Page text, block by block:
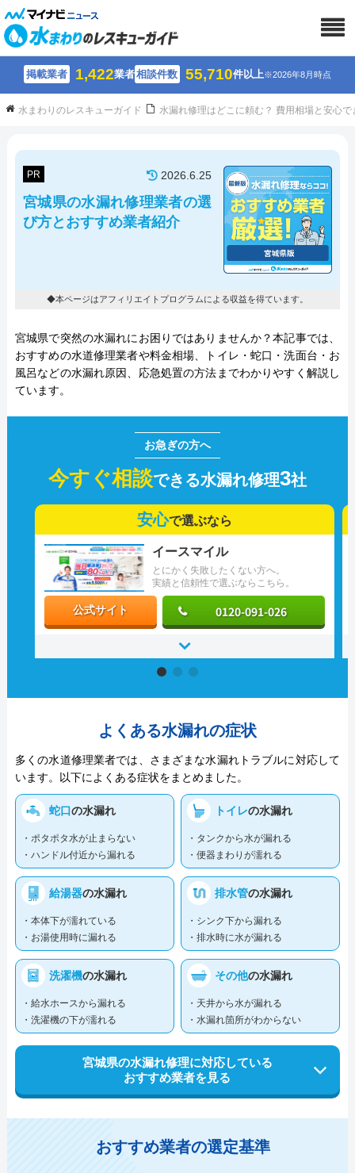
掲載業者 1,422業者相談件数 55,710件以上※2026年8月時点
水まわりのレスキューガイド 水漏れ修理はどこに頼む？ 費用相場と安心で
PR 2026.6.25
宮城県の水漏れ修理業者の選
び方とおすすめ業者紹介
◆本ページはアフィリエイトプログラムによる収益を得ています。
宮城県で突然の水漏れにお困りではありませんか？本記事では、
おすすめの水道修理業者や料金相場、トイレ・蛇口・洗面台・お
風呂などの水漏れ原因、応急処置の方法までわかりやすく解説し
ています。
今すぐ相談できる水漏れ修理3社
安心で選ぶなら
とにかく失敗したくない方へ。
実績と信頼性で選ぶならこちら。
イースマイル
公式サイト 0120-091-026
よくある水漏れの症状
多くの水道修理業者では、さまざまな水漏れトラブルに対応して
います。以下によくある症状をまとめました。
蛇口の水漏れ
・ポタポタ水が止まらない
・ハンドル付近から漏れる
トイレの水漏れ
・タンクから水が漏れる
・便器まわりが濡れる
給湯器の水漏れ
・本体下が濡れている
・お湯使用時に漏れる
排水管の水漏れ
・シンク下から漏れる
・排水時に水が漏れる
洗濯機の水漏れ
・給水ホースから漏れる
・洗濯機の下が濡れる
その他の水漏れ
・天井から水が漏れる
・水漏れ箇所がわからない
宮城県の水漏れ修理に対応している
おすすめ業者を見る
おすすめ業者の選定基準